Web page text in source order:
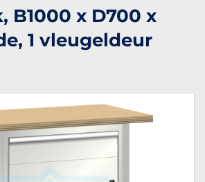
B1000 x D700 x
1 vleugeldeur